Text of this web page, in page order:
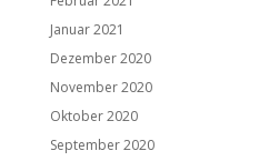
Januar 2021
Dezember 2020
November 2020
Oktober 2020
September 2020